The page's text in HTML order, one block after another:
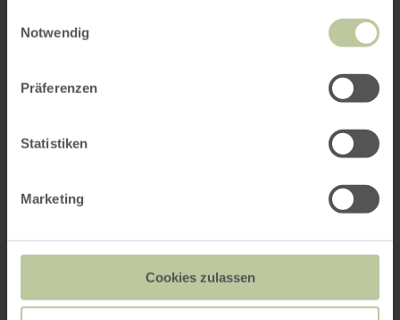
Notwendig
Präferenzen
Statistiken
Marketing
Cookies zulassen